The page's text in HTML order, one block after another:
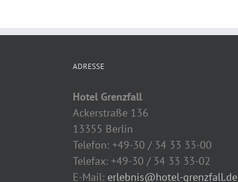
ADRESSE
Hotel Grenzfall
Ackerstraße 136
13355 Berlin
Telefon: +49-30 / 34 33 33-00
Telefax: +49-30 / 34 33 33-02
E-Mail: erlebnis@hotel-grenzfall.de